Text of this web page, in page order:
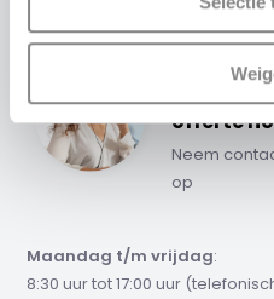
Advies of
offerte
Neem
op
Maandag t/m vrijdag:
8:30 uur tot 17:00 uur